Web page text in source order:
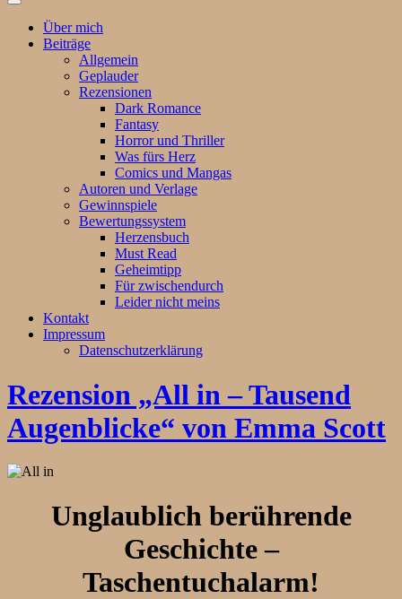
Suchfeld
ein-/ausblenden
Über mich
Beiträge
Allgemein
Geplauder
Rezensionen
Dark Romance
Fantasy
Horror und Thriller
Was fürs Herz
Comics und Mangas
Autoren und Verlage
Gewinnspiele
Bewertungssystem
Herzensbuch
Must Read
Geheimtipp
Für zwischendurch
Leider nicht meins
Kontakt
Impressum
Datenschutzerklärung
Rezension „All in – Tausend
Augenblicke“ von Emma Scott
Unglaublich berührende
Geschichte –
Taschentuchalarm!